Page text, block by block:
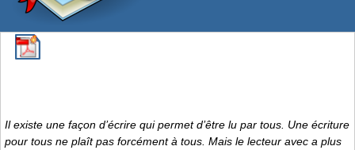
Il existe une façon d’écrire qui permet d’être lu par tous. Une écriture
pour tous ne plaît pas forcément à tous. Mais le lecteur avec a plus